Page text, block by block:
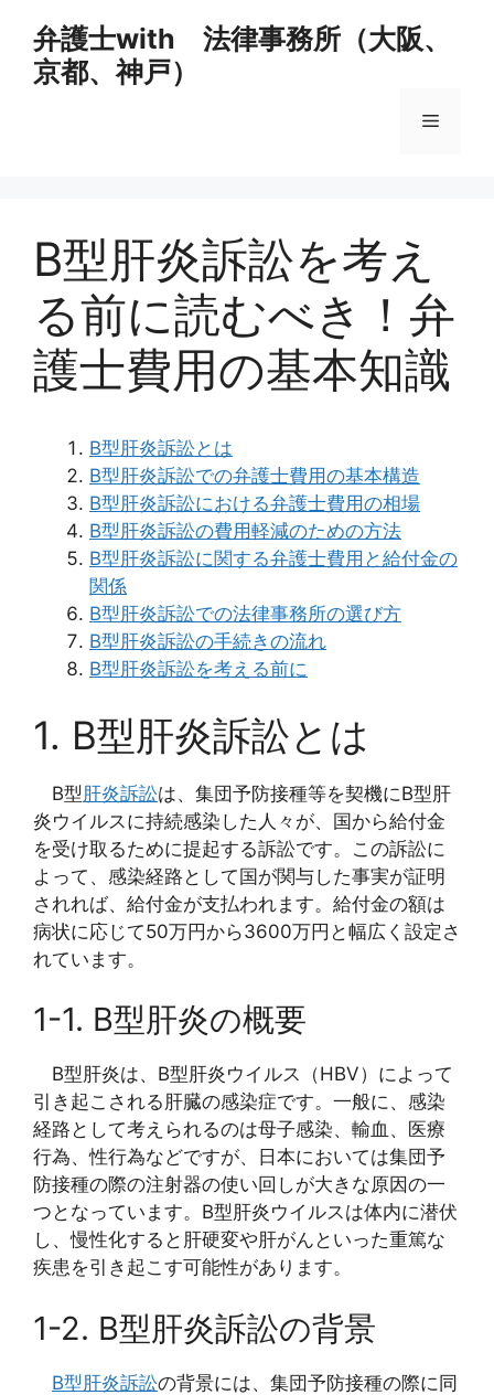
弁護士with 法律事務所（大阪、
京都、神戸）
メ
ー
B型肝炎訴訟を考え
る前に読むべき！弁
護士費用の基本知識
B型肝炎訴訟とは
B型肝炎訴訟での弁護士費用の基本構造
B型肝炎訴訟における弁護士費用の相場
B型肝炎訴訟の費用軽減のための方法
B型肝炎訴訟に関する弁護士費用と給付金の
関係
B型肝炎訴訟での法律事務所の選び方
B型肝炎訴訟の手続きの流れ
B型肝炎訴訟を考える前に
1. B型肝炎訴訟とは
B型肝炎訴訟は、集団予防接種等を契機にB型肝
炎ウイルスに持続感染した人々が、国から給付金
を受け取るために提起する訴訟です。この訴訟に
よって、感染経路として国が関与した事実が証明
されれば、給付金が支払われます。給付金の額は
病状に応じて50万円から3600万円と幅広く設定さ
れています。
1-1. B型肝炎の概要
B型肝炎は、B型肝炎ウイルス（HBV）によって
引き起こされる肝臓の感染症です。一般に、感染
経路として考えられるのは母子感染、輸血、医療
行為、性行為などですが、日本においては集団予
防接種の際の注射器の使い回しが大きな原因の一
つとなっています。B型肝炎ウイルスは体内に潜伏
し、慢性化すると肝硬変や肝がんといった重篤な
疾患を引き起こす可能性があります。
1-2. B型肝炎訴訟の背景
B型肝炎訴訟の背景には、集団予防接種の際に同